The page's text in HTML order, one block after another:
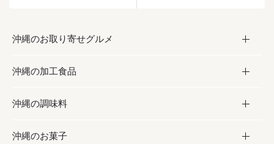
沖縄のお取り寄せグルメ
お取り寄せグルメ
フルーツ・野菜
お肉
沖縄の加工食品
加工食品
缶詰／パウチ
沖縄の調味料
調味料
沖縄のお菓子